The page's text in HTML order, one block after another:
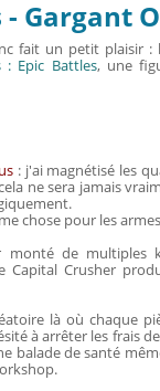
Gargant
fait un petit plaisir
: Epic Battles, une
: j'ai magnétisé les
ne sera jamais
chose pour les
de multiples
Capital Crusher
là où chaque
à arrêter les frais
balade de santé